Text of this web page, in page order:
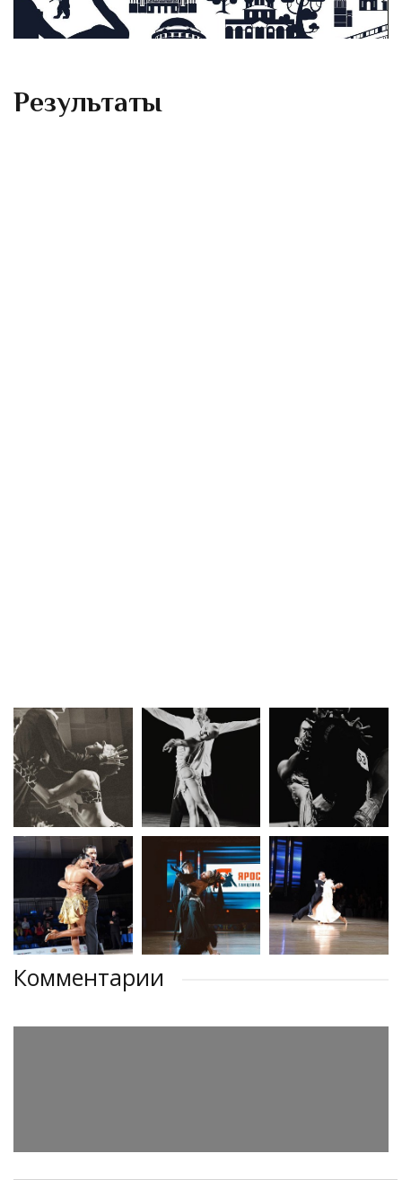
Результаты
Комментарии